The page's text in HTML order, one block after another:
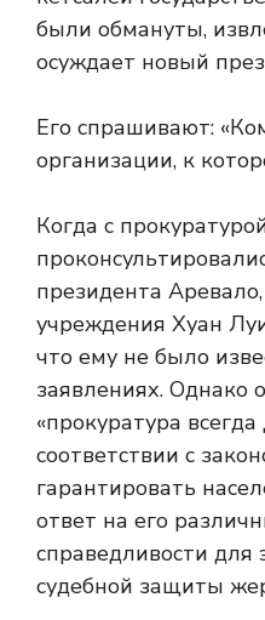
были обмануты,
осуждает новый
Его спрашивают:
организации, к
Когда с
президента
учреждения Хуан
что ему не было
заявлениях. Однако
«прокуратура
соответствии с
гарантировать
ответ на его
справедливости
судебной защиты